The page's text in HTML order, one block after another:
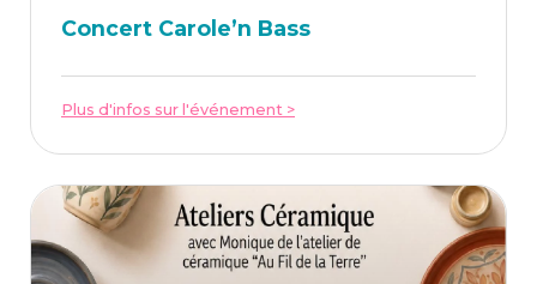
Concert Caro­le’n Bass
Plus d'infos sur l'événement >